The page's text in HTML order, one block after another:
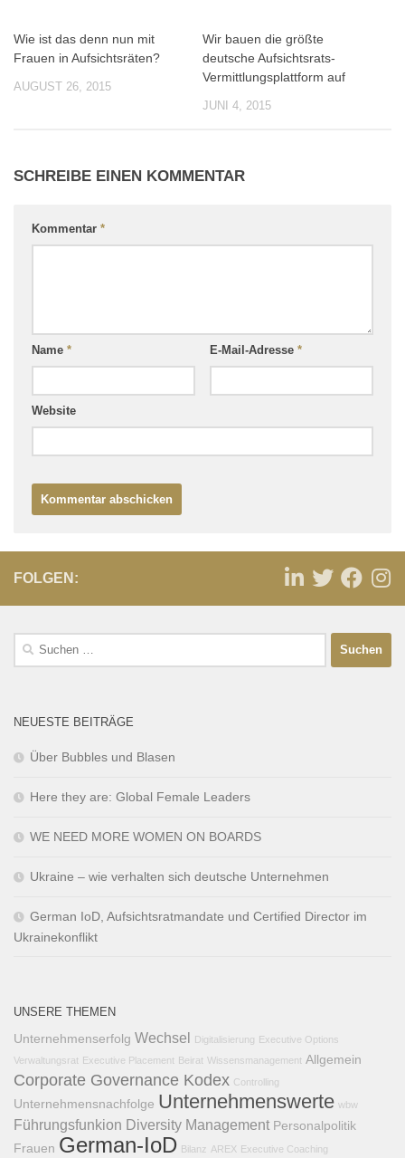
Wie ist das denn nun mit
Frauen in Aufsichtsräten?
AUGUST 26, 2015
Wir bauen die größte
deutsche Aufsichtsrats-
Vermittlungsplattform auf
JUNI 4, 2015
SCHREIBE EINEN KOMMENTAR
Kommentar *
Name * E-Mail-Adresse *
Website
FOLGEN:
NEUESTE BEITRÄGE
Über Bubbles und Blasen
Here they are: Global Female Leaders
WE NEED MORE WOMEN ON BOARDS
Ukraine – wie verhalten sich deutsche Unternehmen
German IoD, Aufsichtsratmandate und Certified Director im
Ukrainekonflikt
UNSERE THEMEN
Unternehmenserfolg Wechsel Digitalisierung Executive Options
Verwaltungsrat Executive Placement Beirat Wissensmanagement Allgemein
Corporate Governance Kodex Controlling
Unternehmensnachfolge Unternehmenswerte wbw
Führungsfunkion Diversity Management Personalpolitik
Frauen German-IoD Bilanz AREX Executive Coaching